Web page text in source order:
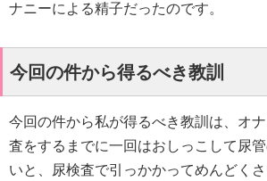
ナニーによる精子だったのです。
今回の件から得るべき教訓
今回の件から私が得るべき教訓は、オ
査をするまでに一回はおしっこして尿
いと、尿検査で引っかかってめんどくさ